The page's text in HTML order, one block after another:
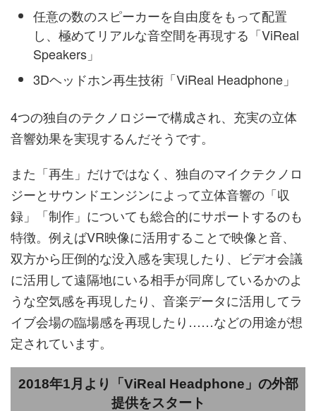
任意の数のスピーカーを自由度をもって配置
し、極めてリアルな音空間を再現する「ViReal
Speakers」
3Dヘッドホン再生技術「ViReal Headphone」
4つの独自のテクノロジーで構成され、充実の立体
音響効果を実現するんだそうです。
また「再生」だけではなく、独自のマイクテクノロ
ジーとサウンドエンジンによって立体音響の「収
録」「制作」についても総合的にサポートするのも
特徴。例えばVR映像に活用することで映像と音、
双方から圧倒的な没入感を実現したり、ビデオ会議
に活用して遠隔地にいる相手が同席しているかのよ
うな空気感を再現したり、音楽データに活用してラ
イブ会場の臨場感を再現したり……などの用途が想
定されています。
2018年1月より「ViReal Headphone」の外部
提供をスタート